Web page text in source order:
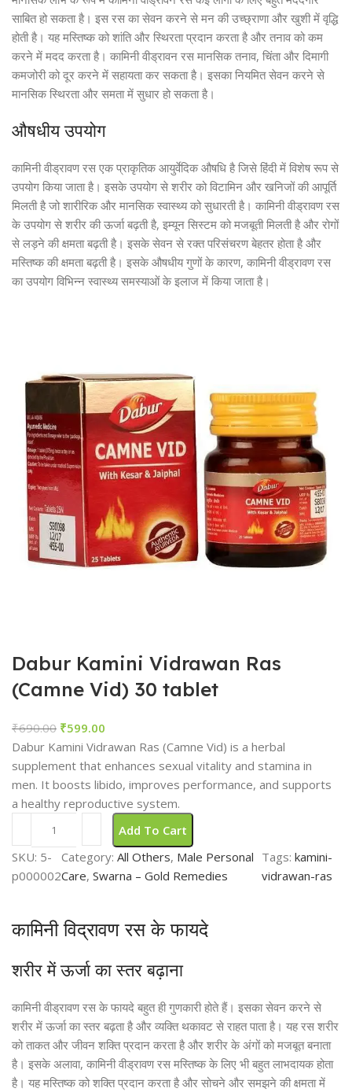
साबित हो सकता है। इस रस का सेवन करने से मन की उच्छ्राणा और खुशी में वृद्धि
होती है। यह मस्तिष्क को शांति और स्थिरता प्रदान करता है और तनाव को कम
करने में मदद करता है। कामिनी वीड्रावन रस मानसिक तनाव, चिंता और दिमागी
कमजोरी को दूर करने में सहायता कर सकता है। इसका नियमित सेवन करने से
मानसिक स्थिरता और समता में सुधार हो सकता है।
औषधीय उपयोग
कामिनी वीड्रावण रस एक प्राकृतिक आयुर्वेदिक औषधि है जिसे हिंदी में विशेष रूप से
उपयोग किया जाता है। इसके उपयोग से शरीर को विटामिन और खनिजों की आपूर्ति
मिलती है जो शारीरिक और मानसिक स्वास्थ्य को सुधारती है। कामिनी वीड्रावण रस
के उपयोग से शरीर की ऊर्जा बढ़ती है, इम्यून सिस्टम को मजबूती मिलती है और रोगों
से लड़ने की क्षमता बढ़ती है। इसके सेवन से रक्त परिसंचरण बेहतर होता है और
मस्तिष्क की क्षमता बढ़ती है। इसके औषधीय गुणों के कारण, कामिनी वीड्रावण रस
का उपयोग विभिन्न स्वास्थ्य समस्याओं के इलाज में किया जाता है।
Dabur Kamini Vidrawan Ras
(Camne Vid) 30 tablet
₹690.00 ₹599.00
Dabur Kamini Vidrawan Ras (Camne Vid) is a herbal
supplement that enhances sexual vitality and stamina in
men. It boosts libido, improves performance, and supports
a healthy reproductive system.
Add To Cart
SKU: 5-
p000002
Category:All Others, Male Personal
Care, Swarna – Gold Remedies
Tags:kamini-
vidrawan-ras
कामिनी विद्रावण रस के फायदे
शरीर में ऊर्जा का स्तर बढ़ाना
कामिनी वीड्रावण रस के फायदे बहुत ही गुणकारी होते हैं। इसका सेवन करने से
शरीर में ऊर्जा का स्तर बढ़ता है और व्यक्ति थकावट से राहत पाता है। यह रस शरीर
को ताकत और जीवन शक्ति प्रदान करता है और शरीर के अंगों को मजबूत बनाता
है। इसके अलावा, कामिनी वीड्रावण रस मस्तिष्क के लिए भी बहुत लाभदायक होता
है। यह मस्तिष्क को शक्ति प्रदान करता है और सोचने और समझने की क्षमता में